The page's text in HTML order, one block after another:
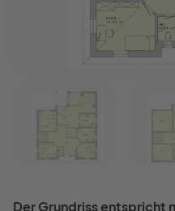
Der Grundriss entspricht